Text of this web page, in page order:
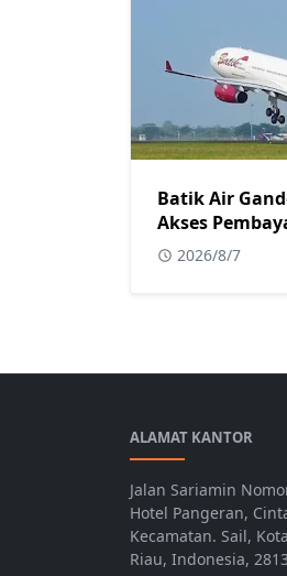
Batik Air
Akses
2026/8/7
ALAMAT KANTOR
Jalan Sariamin
Hotel Pangeran,
Kecamatan. Sail,
Riau, Indonesia,